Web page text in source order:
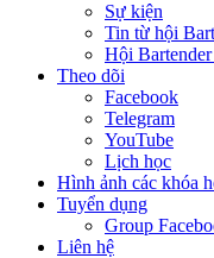
Sự kiện
Tin từ hội
Hội
Theo dõi
Facebook
Telegram
YouTube
Lịch học
Hình ảnh các khóa
Tuyển dụng
Group
Liên hệ